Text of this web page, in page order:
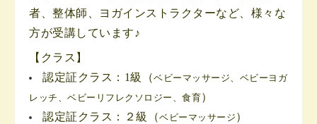
者、整体師、ヨガインストラクターなど、様々な
方が受講しています♪
【 クラス】
認定証クラス：1級（ベビーマッサージ、ベビーヨガ
レッチ、ベビーリフレクソロジー、食育）
認定証クラス：２級（ベビーマッサージ ）